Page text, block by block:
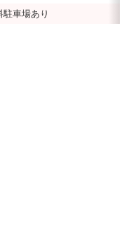
車場あり